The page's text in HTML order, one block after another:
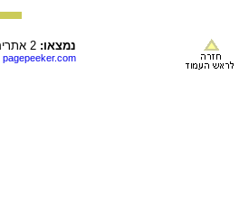
נמצאו:
pagepeeker.com